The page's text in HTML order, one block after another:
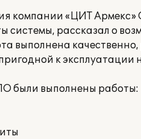
компании «ЦИТ Армекс»
системы, рассказал о
выполнена
к
были выполнены работы: